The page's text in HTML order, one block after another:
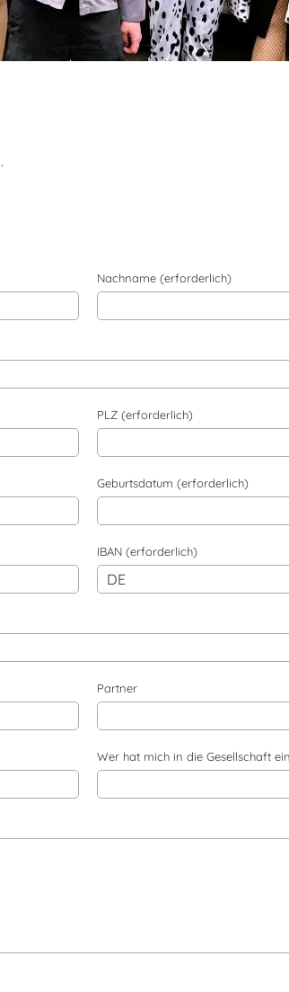
Nachname (erforderlich)
PLZ (erforderlich)
Geburtsdatum (erforderlich)
IBAN (erforderlich)
Partner
Wer hat mich in die Gesellschaft